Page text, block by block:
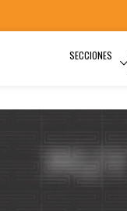
SECCIONES